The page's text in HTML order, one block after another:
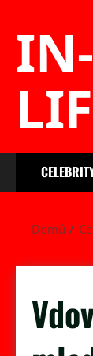
IN-
Domů